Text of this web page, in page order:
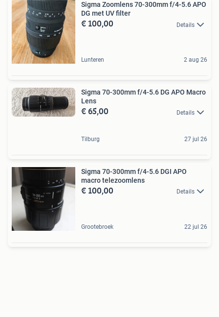
Sigma Zoomlens 70-300mm f/4-5.6 APO
DG met UV filter
€ 100,00 Details
Lunteren 2 aug 26
Sigma 70-300mm f/4-5.6 DG APO Macro
Lens
€ 65,00 Details
Tilburg 27 jul 26
Sigma 70-300mm f/4-5.6 DGI APO
macro telezoomlens
€ 100,00 Details
Grootebroek 22 jul 26